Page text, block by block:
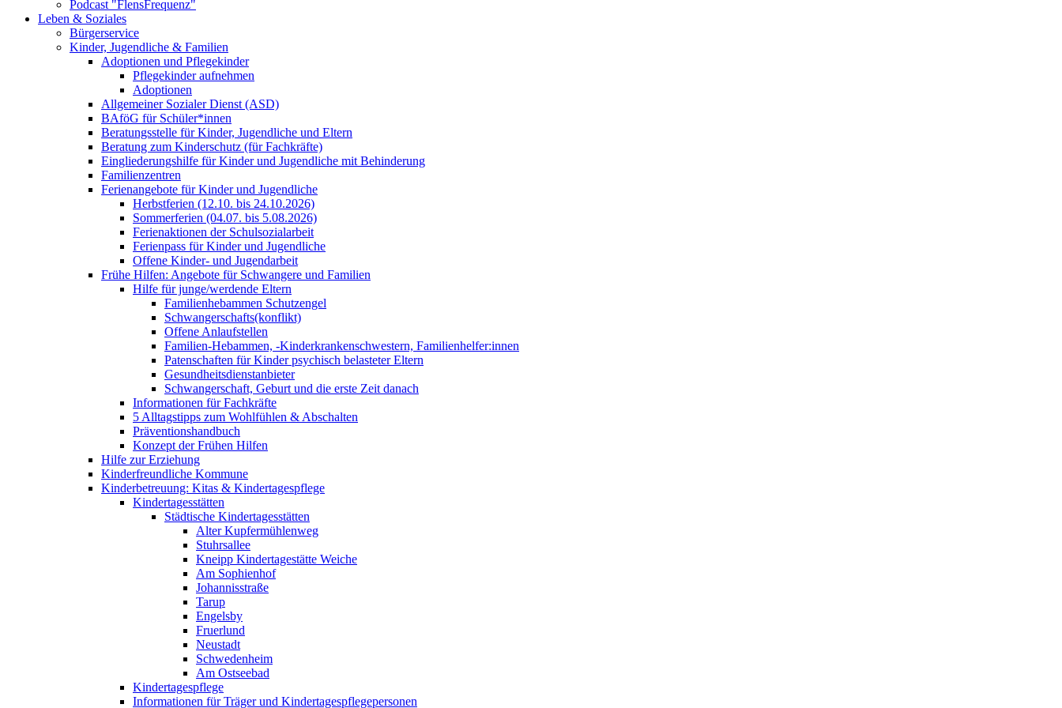
Podcast "FlensFrequenz"
Leben & Soziales
Bürgerservice
Kinder, Jugendliche & Familien
Adoptionen und Pflegekinder
Pflegekinder aufnehmen
Adoptionen
Allgemeiner Sozialer Dienst (ASD)
BAföG für Schüler*innen
Beratungsstelle für Kinder, Jugendliche und Eltern
Beratung zum Kinderschutz (für Fachkräfte)
Eingliederungshilfe für Kinder und Jugendliche mit Behinderung
Familienzentren
Ferienangebote für Kinder und Jugendliche
Herbstferien (12.10. bis 24.10.2026)
Sommerferien (04.07. bis 5.08.2026)
Ferienaktionen der Schulsozialarbeit
Ferienpass für Kinder und Jugendliche
Offene Kinder- und Jugendarbeit
Frühe Hilfen: Angebote für Schwangere und Familien
Hilfe für junge/werdende Eltern
Familienhebammen Schutzengel
Schwangerschafts(konflikt)
Offene Anlaufstellen
Familien-Hebammen, -Kinderkrankenschwestern, Familienhelfer:innen
Patenschaften für Kinder psychisch belasteter Eltern
Gesundheitsdienstanbieter
Schwangerschaft, Geburt und die erste Zeit danach
Informationen für Fachkräfte
5 Alltagstipps zum Wohlfühlen & Abschalten
Präventionshandbuch
Konzept der Frühen Hilfen
Hilfe zur Erziehung
Kinderfreundliche Kommune
Kinderbetreuung: Kitas & Kindertagespflege
Kindertagesstätten
Städtische Kindertagesstätten
Alter Kupfermühlenweg
Stuhrsallee
Kneipp Kindertagestätte Weiche
Am Sophienhof
Johannisstraße
Tarup
Engelsby
Fruerlund
Neustadt
Schwedenheim
Am Ostseebad
Kindertagespflege
Informationen für Träger und Kindertagespflegepersonen